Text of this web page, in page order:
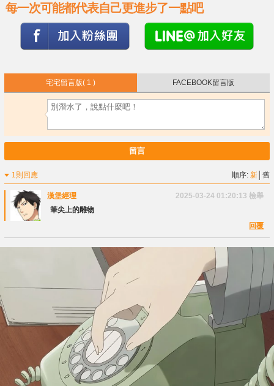
每一次可能都代表自己更進步了一點吧
宅宅留言版( 1 ) FACEBOOK留言版
留言
1則回應 順序:新 │舊
漢堡經理 2025-03-24 01:20:13 檢舉
筆尖上的雕物
回覆